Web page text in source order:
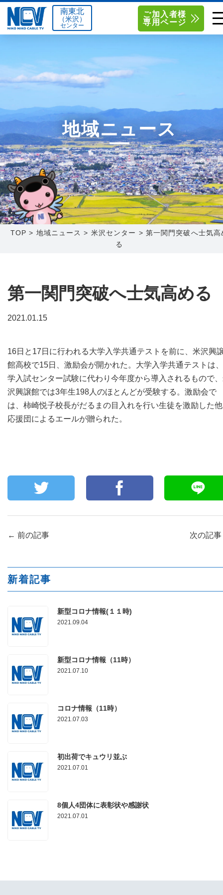
南東北センター（福島）
函館センター 0138-34-2525
新潟センター 025-210-1200
単品料金
お得なセットプラン
料金シミュレーション
サポート
Q&A
センター情報
〒992-0044
山形県米沢市春日四丁目2-75
0238-24-2525
営業時間 9:00～18:00
南東北センター(福島)
〒960-8252
福島県福島市御山字一本松17-1-
1
0120-173-577
営業時間 9:15～18:00
北海道函館市桔梗町379-31
0138-34-2525
営業時間 9:00～18:00
新潟県新潟市西区山田2310-39
025-210-1200
営業時間 9:00～18:00
南東北
（米沢）
センター
ご加入者様
専用ページ
地域ニュース
TOP > 地域ニュース > 米沢センター > 第一関門突破へ士気高
る
第一関門突破へ士気高める
2021.01.15
16日と17日に行われる大学入学共通テストを前に、米沢興
館高校で15日、激励会が開かれた。大学入学共通テストは
学入試センター試験に代わり今年度から導入されるもので
沢興譲館では3年生198人のほとんどが受験する。激励会で
は、柿崎悦子校長がだるまの目入れを行い生徒を激励した
応援団によるエールが贈られた。
← 前の記事 次の記事
新着記事
新型コロナ情報(１１時)
2021.09.04
新型コロナ情報（11時）
2021.07.10
コロナ情報（11時）
2021.07.03
初出荷でキュウリ並ぶ
2021.07.01
8個人4団体に表彰状や感謝状
2021.07.01